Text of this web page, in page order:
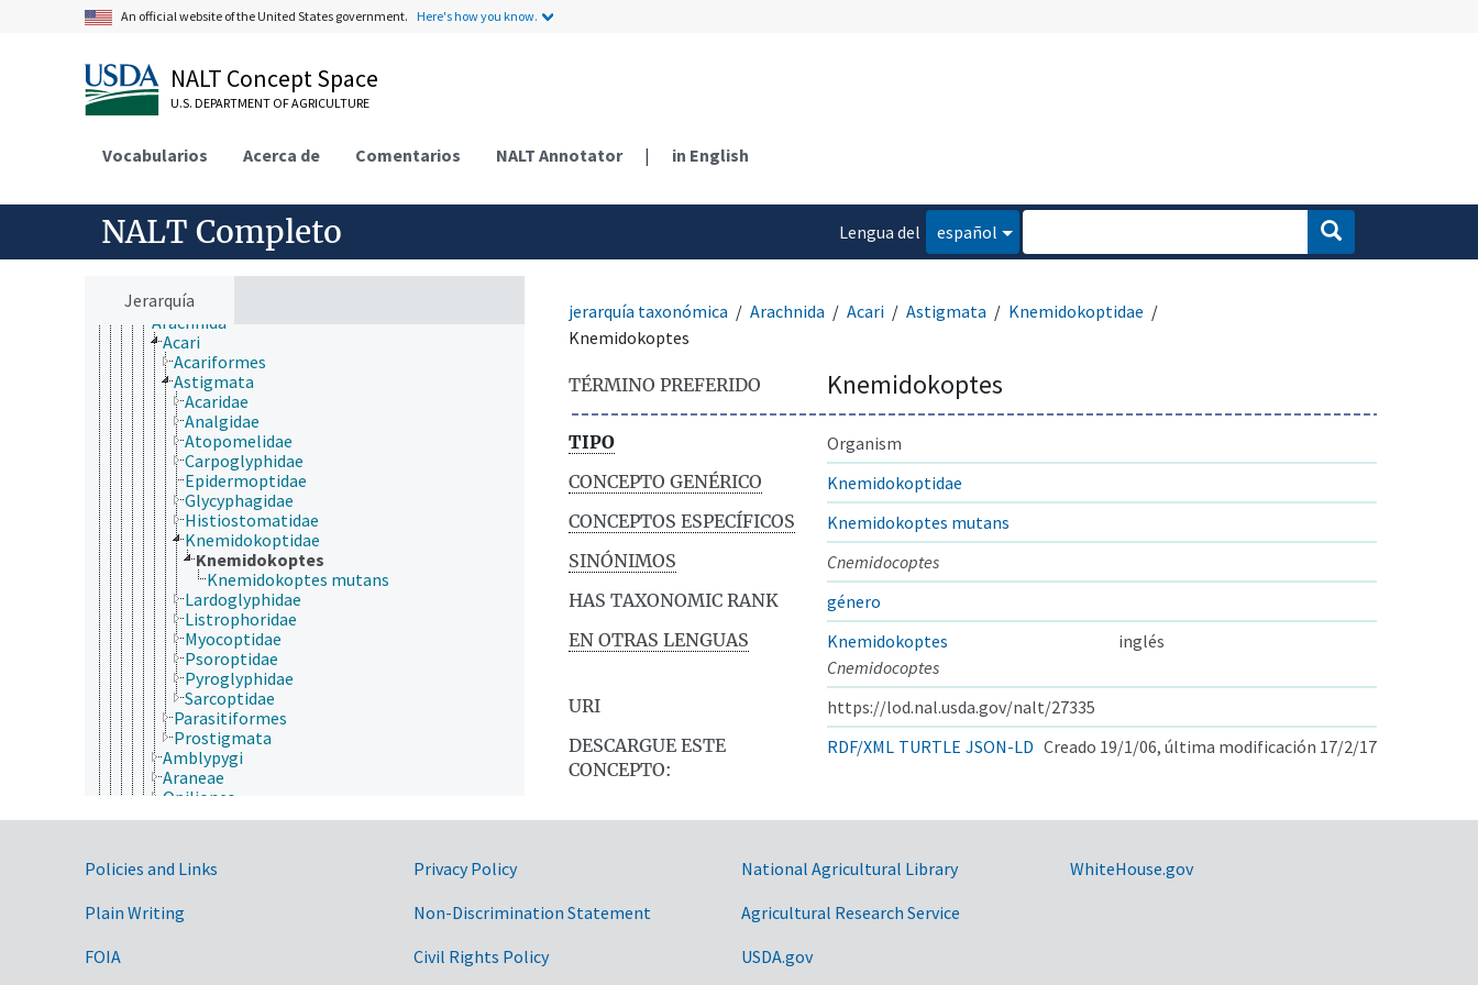
An official website of the United States government. Here's how you know.
NALT Concept Space
U.S. DEPARTMENT OF AGRICULTURE
Vocabularios Acerca de Comentarios NALT Annotator | in English
NALT Completo
Lengua del
español
Jerarquía
ámbitos de estudio
animales, ganado, Una Sola Salud
fincas, sistemas de producción agrícola
jerarquía taxonómica
Animalia
Acanthocephala
Annelida
Chelicerata
Arachnida
Acari
Acariformes
Astigmata
Acaridae
Analgidae
Atopomelidae
Carpoglyphidae
Epidermoptidae
Glycyphagidae
Histiostomatidae
Knemidokoptidae
Knemidokoptes
Knemidokoptes mutans
Lardoglyphidae
Listrophoridae
Myocoptidae
Psoroptidae
Pyroglyphidae
Sarcoptidae
Parasitiformes
Prostigmata
Amblypygi
Araneae
Opiliones
Palpigradi
Schizomida
Solifugae
jerarquía taxonómica Arachnida Acari Astigmata
Knemidokoptidae
Knemidokoptes
TÉRMINO PREFERIDO Knemidokoptes
TIPO
Organism
CONCEPTO GENÉRICO
Knemidokoptidae
CONCEPTOS ESPECÍFICOS
Knemidokoptes mutans
SINÓNIMOS
Cnemidocoptes
HAS TAXONOMIC RANK
género
EN OTRAS LENGUAS
Knemidokoptes
inglés
Cnemidocoptes
URI
https://lod.nal.usda.gov/nalt/27335
DESCARGUE ESTE
CONCEPTO:
RDF/XML TURTLE JSON-LD Creado 19/1/06, última modificación 17/2/17
Government Links
Policies and Links
Plain Writing
FOIA
Privacy Policy
Non-Discrimination Statement
Civil Rights Policy
National Agricultural Library
Agricultural Research Service
USDA.gov
WhiteHouse.gov